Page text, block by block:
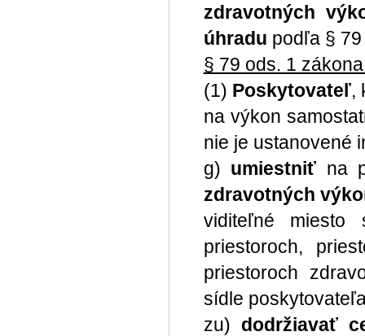
zdravotných
úhradu podľa §
§ 79 ods. 1
(1) Poskytovateľ,
na výkon
nie je ustanovené
g) umiestniť na
zdravotných
viditeľné miesto
priestoroch,
priestoroch
sídle
zu) dodržiavať